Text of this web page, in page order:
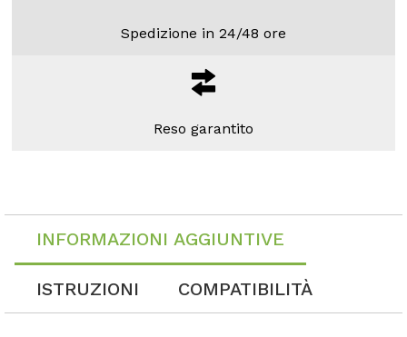
Spedizione in 24/48 ore
Reso garantito
INFORMAZIONI AGGIUNTIVE
ISTRUZIONI COMPATIBILITÀ